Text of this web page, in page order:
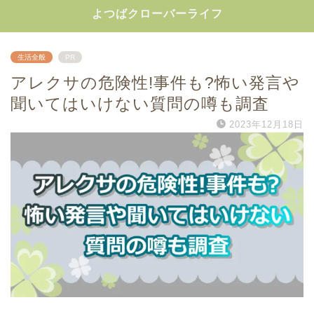
よつばクローバーライフ
生活全般 PR
アレクサの危険性!事件も?怖い発言や
聞いてはいけない質問の噂も調査
2023年12月18日